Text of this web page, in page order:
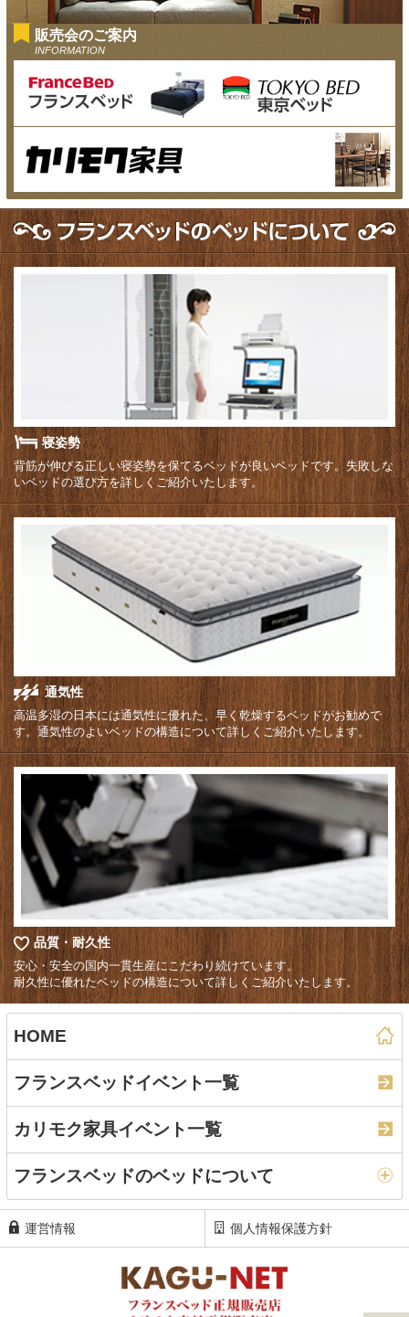
販売会のご案内
INFORMATION
寝姿勢
背筋が伸びる正しい寝姿勢を保てるベッドが良いベッドです。失敗しな
いベッドの選び方を詳しくご紹介いたします。
通気性
高温多湿の日本には通気性に優れた、早く乾燥するベッドがお勧めで
す。通気性のよいベッドの構造について詳しくご紹介いたします。
品質・耐久性
安心・安全の国内一貫生産にこだわり続けています。
耐久性に優れたベッドの構造について詳しくご紹介いたします。
HOME
フランスベッドイベント一覧
カリモク家具イベント一覧
フランスベッドのベッドについて
運営情報 個人情報保護方針